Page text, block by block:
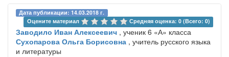
Дата публикации: 14.03.2018 г.
Оцените материал
Средняя оценка: 0 (Всего: 0)
Заводило Иван Алексеевич , ученик 6 «А» класса
Сухопарова Ольга Борисовна , учитель русского языка
и литературы